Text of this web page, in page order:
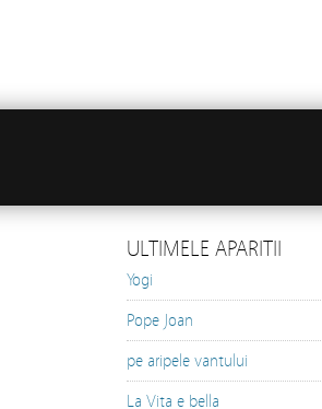
ULTIMELE APARITII
Yogi
Pope Joan
pe aripele vantului
La Vita e bella